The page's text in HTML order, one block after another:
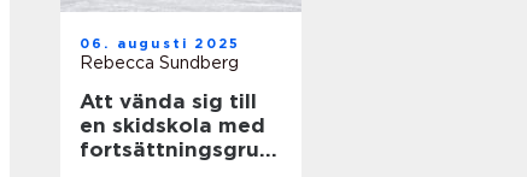
06. augusti 2025
Rebecca Sundberg
Att vända sig till
en skidskola med
fortsättningsgrup